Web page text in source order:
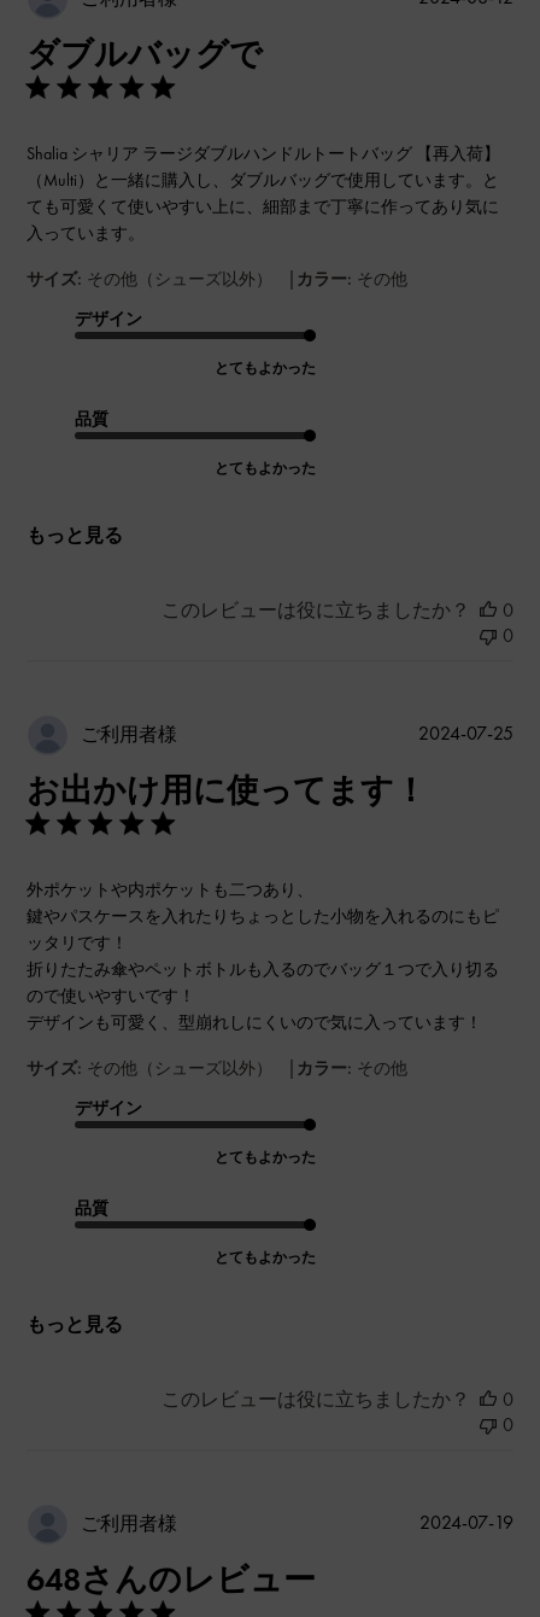
ダブルバッグで
Shalia シャリア ラージダブルハンドルトートバッグ 【再入荷】
（Multi）と一緒に購入し、ダブルバッグで使用しています。と
ても可愛くて使いやすい上に、細部まで丁寧に作ってあり気に
入っています。
サイズ: その他（シューズ以外） | カラー: その他
デザイン
とてもよかった
品質
とてもよかった
もっと見る
このレビューは役に立ちましたか？
0
0
ご利用者様
お出かけ用に使ってます！
外ポケットや内ポケットも二つあり、
鍵やパスケースを入れたりちょっとした小物を入れるのにもピ
ッタリです！
折りたたみ傘やペットボトルも入るのでバッグ１つで入り切る
ので使いやすいです！
デザインも可愛く、型崩れしにくいので気に入っています！
サイズ: その他（シューズ以外） | カラー: その他
デザイン
とてもよかった
品質
とてもよかった
もっと見る
公
2024-07-25
このレビューは役に立ちましたか？
0
0
ご利用者様
648さんのレビュー
公
2024-07-19